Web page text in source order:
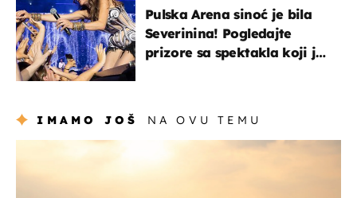
Pulska Arena sinoć je bila
Severinina! Pogledajte
prizore sa spektakla koji je
IMAMO JOŠ NA OVU TEMU